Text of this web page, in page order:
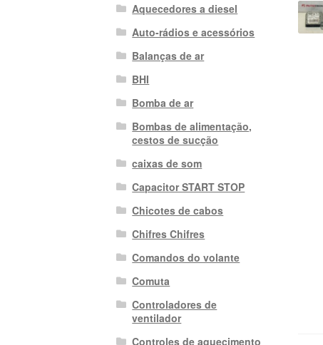
Aquecedores a diesel
Auto-rádios e acessórios
Balanças de ar
BHI
Bomba de ar
Bombas de alimentação,
cestos de sucção
caixas de som
Capacitor START STOP
Chicotes de cabos
Chifres Chifres
Comandos do volante
Comuta
Controladores de
ventilador
Controles de aquecimento